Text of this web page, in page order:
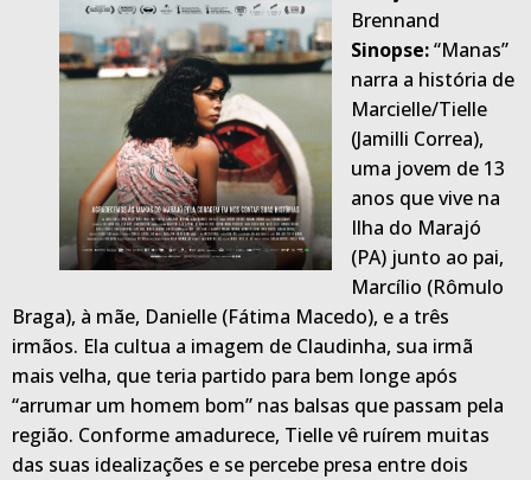
Brennand
Sinopse:“Manas”
narra a história de
Marcielle/Tielle
(Jamilli Correa),
uma jovem de 13
anos que vive na
Ilha do Marajó
(PA) junto ao pai,
Marcílio (Rômulo
Braga), à mãe, Danielle (Fátima Macedo), e a três
irmãos. Ela cultua a imagem de Claudinha, sua irmã
mais velha, que teria partido para bem longe após
“arrumar um homem bom” nas balsas que passam pela
região. Conforme amadurece, Tielle vê ruírem muitas
das suas idealizações e se percebe presa entre dois